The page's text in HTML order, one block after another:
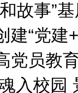
故事”
建“党建
党员教
入校园